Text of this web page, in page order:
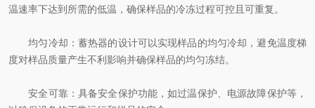
温速率下达到所需的低温，确保样品的冷冻过程可控且可重复。
均匀冷却：蓄热器的设计可以实现样品的均匀冷却，避免温度梯
度对样品质量产生不利影响并确保样品的均匀冻结。
安全可靠：具备安全保护功能，如过温保护、电源故障保护等，